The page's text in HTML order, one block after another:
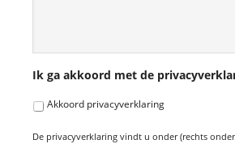
Ik ga akkoord met de
Akkoord privacyverklaring
De privacyverklaring vindt u onder (rechts